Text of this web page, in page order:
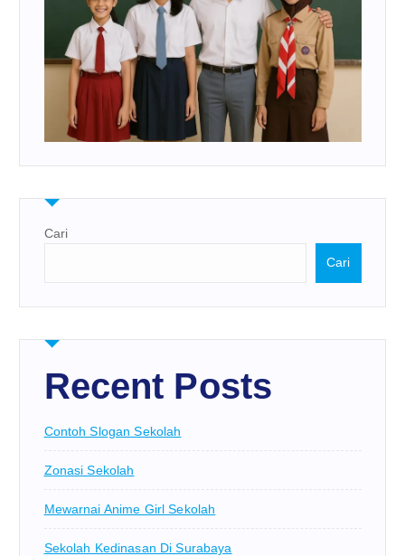
Cari
Cari
Recent Posts
Contoh Slogan Sekolah
Zonasi Sekolah
Mewarnai Anime Girl Sekolah
Sekolah Kedinasan Di Surabaya